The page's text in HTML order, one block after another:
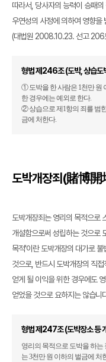
따라서, 당사자의 능력이 승패
우연성의 사정에 의하여 영향을
(대법원 2008.10.23. 선고
형법 제246조 (도박, 상습도
① 도박을 한 사람은 1천만 원
한 경우에는 예외로 한다.
② 상습으로 제1항의 죄를 범
금에 처한다.
도박개장죄(賭博
도박개장죄는 영리의 목적으로
개설함으로써 성립하는 것으로
목적'이란 도박개장의 대가로
것으로, 반드시 도박개장의 직
얻게 될 이익을 위한 경우에도
얻었을 것으로 요하지는 않습
형법 제247조 (도박장소 등
영리의 목적으로 도박을 하는
는 3천만 원 이하의 벌금에 처